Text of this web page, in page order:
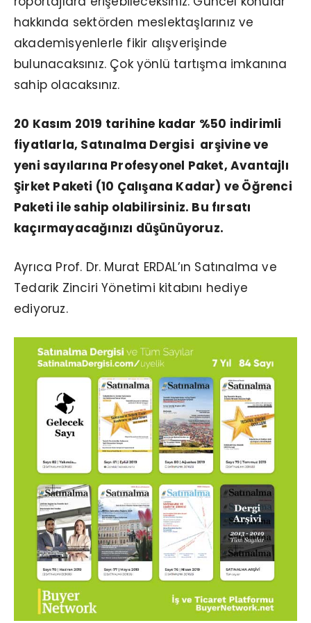
hakkında sektörden meslektaşlarınız ve
akademisyenlerle fikir alışverişinde
bulunacaksınız. Çok yönlü tartışma imkanına
sahip olacaksınız.
20 Kasım 2019 tarihine kadar %50 indirimli
fiyatlarla, Satınalma Dergisi arşivine ve
yeni sayılarına Profesyonel Paket, Avantajlı
Şirket Paketi (10 Çalışana Kadar) ve Öğrenci
Paketi ile sahip olabilirsiniz. Bu fırsatı
kaçırmayacağınızı düşünüyoruz.
Ayrıca Prof. Dr. Murat ERDAL’ın Satınalma ve
Tedarik Zinciri Yönetimi kitabını hediye
ediyoruz.